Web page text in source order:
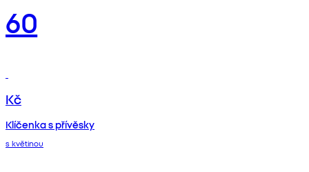
60
Kč
Klíčenka s přívěsky
s květinou